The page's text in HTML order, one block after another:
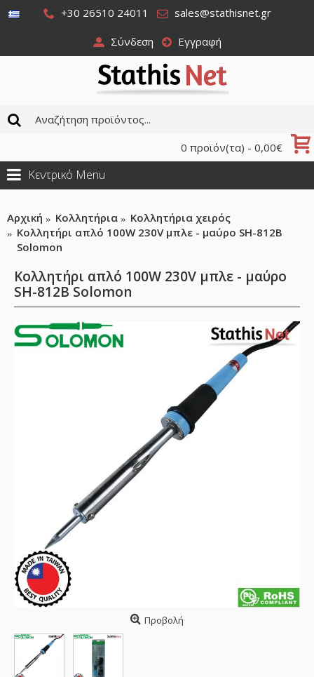
+30 26510 24011 sales@stathisnet.gr
Σύνδεση Εγγραφή
0 προϊόν(τα) - 0,00€
Κεντρικό Menu
Αρχική Κολλητήρια
Κολλητήρια χειρός
Κολλητήρι απλό 100W 230V μπλε - μαύρο SH-812B
Solomon
Κολλητήρι απλό 100W 230V μπλε - μαύρο
SH-812B Solomon
Προβολή